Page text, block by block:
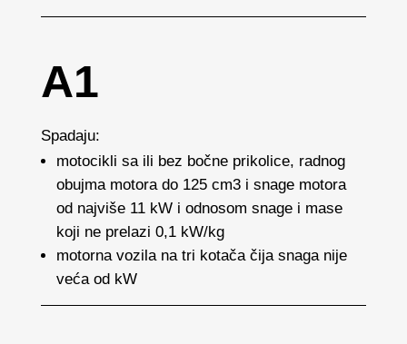
A1
Spadaju:
motocikli sa ili bez bočne prikolice, radnog
obujma motora do 125 cm3 i snage motora
od najviše 11 kW i odnosom snage i mase
koji ne prelazi 0,1 kW/kg
motorna vozila na tri kotača čija snaga nije
veća od kW